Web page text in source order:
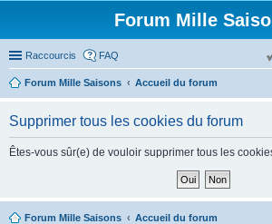
Forum Mille
Raccourcis FAQ
Forum Mille Saisons
Accueil du forum
Supprimer tous les cookies du forum
Êtes-vous sûr(e) de vouloir supprimer tous les
Forum Mille Saisons Accueil du forum